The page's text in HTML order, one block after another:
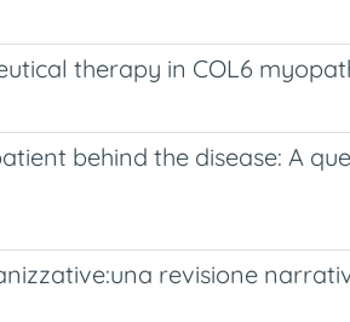
therapy in COL6
behind the disease: A
revisione